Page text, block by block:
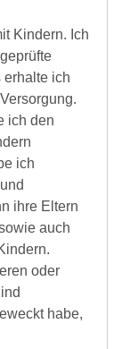
Kindern. Ich
erhalte ich
ich den
ich
ihre Eltern
auch
oder
habe,